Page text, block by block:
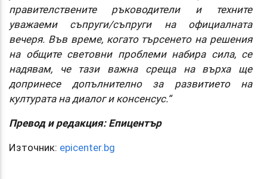
правителствените ръководители и техните
уважаеми съпруги/съпруги на официалната
вечеря. Във време, когато търсенето на решения
на общите световни проблеми набира сила, се
надявам, че тази важна среща на върха ще
допринесе допълнително за развитието на
културата на диалог и консенсус.“
Превод и редакция: Епицентър
Източник: epicenter.bg